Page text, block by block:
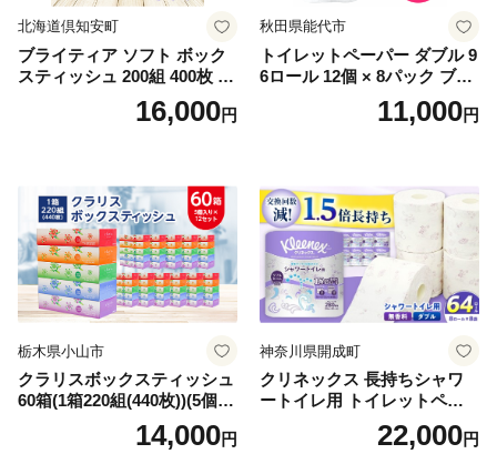
北海道倶知安町
ブライティア ソフト ボック
スティッシュ 200組 400枚 60
箱 日本製 まとめ買い ティッ
シュ リサイクル 長持 防災 常
倶知安町 日用品
16,000円
秋田県能代市
トイレットペーパー ダブル 9
6ロール 12個 × 8パック ブラ
ンカ 再生紙 100％ 芯あり 日
用品 消耗品 無香料 生活用品
11,000円
栃木県小山市
クラリスボックスティッシュ
60箱(1箱220組(440枚))(5個入
り×12セット)【1256759】
14,000円
神奈川県開成町
クリネックス 長持ちシャワ
ートイレ用 トイレットペー
パー（ダブル）64ロール(8ロ
ール×8パック) 開成町 トイレ
22,000円